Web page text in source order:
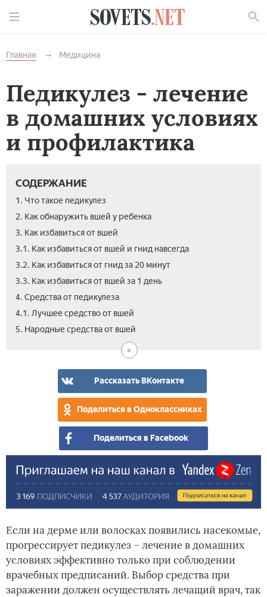
Главная Медицина
Педикулез - лечение
в домашних условиях
и профилактика
СОДЕРЖАНИЕ
1. Что такое педикулез
2. Как обнаружить вшей у ребенка
3. Как избавиться от вшей
3.1. Как избавиться от вшей и гнид навсегда
3.2. Как избавиться от гнид за 20 минут
3.3. Как избавиться от вшей за 1 день
4. Средства от педикулеза
4.1. Лучшее средство от вшей
5. Народные средства от вшей
Рассказать ВКонтакте
Поделиться в Одноклассниках
Поделиться в Facebook
Если на дерме или волосках появились насекомые,
прогрессирует педикулез – лечение в домашних
условиях эффективно только при соблюдении
врачебных предписаний. Выбор средства при
заражении должен осуществлять лечащий врач, так